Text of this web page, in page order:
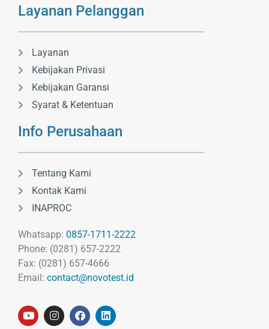
Layanan Pelanggan
Layanan
Kebijakan Privasi
Kebijakan Garansi
Syarat & Ketentuan
Info Perusahaan
Tentang Kami
Kontak Kami
INAPROC
Whatsapp: 0857-1711-2222
Phone: (0281) 657-2222
Fax: (0281) 657-4666
Email: contact@novotest.id